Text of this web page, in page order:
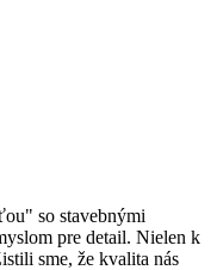
so stavebnými
pre detail. Nielen k
sme, že kvalita nás